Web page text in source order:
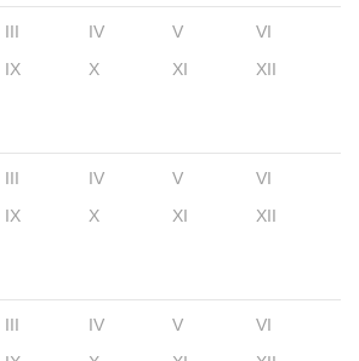
III IV V
VI
IX X XI XII
III IV V
VI
IX X XI XII
III IV V
VI